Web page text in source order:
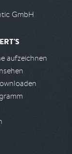
GmbH
aufzeichnen